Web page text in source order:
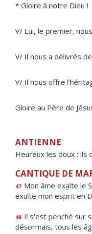
* Gloire à notre Dieu !
V/ Lui, le premier,
V/ Il nous a délivrés
V/ Il nous offre
Gloire au Père de
ANTIENNE
Heureux les doux :
CANTIQUE DE
47 Mon âme exalte le
exulte mon esprit en
48 Il s'est penché sur
désormais, tous les